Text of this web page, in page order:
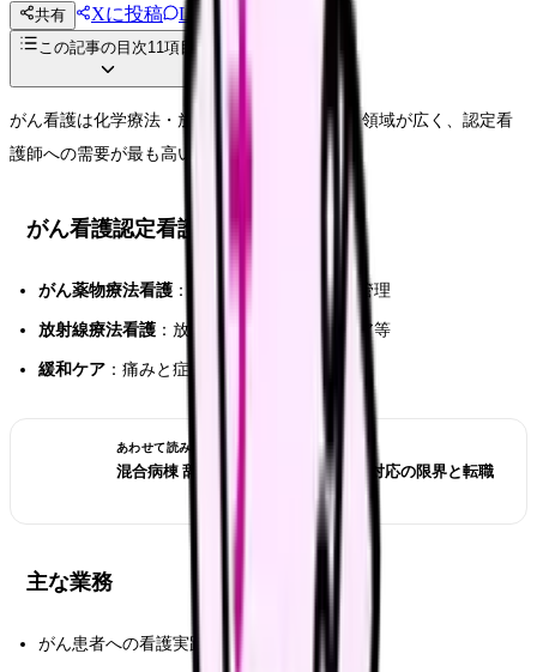
共有 Xに投稿 LINE
投稿文コピー
この記事の目次11項目
がん看護は化学療法・放射線療法・緩和ケアと領域が広く、認定看
護師への需要が最も高い分野の一つです。
がん看護認定看護師の 3 分野
がん薬物療法看護 ：抗がん剤投与と副作用管理
放射線療法看護 ：放射線治療患者の皮膚ケア等
緩和ケア ：痛みと症状の緩和
あわせて読みたい
混合病棟 辞めたい看護師へ｜多疾患対応の限界と転職
主な業務
がん患者への看護実践